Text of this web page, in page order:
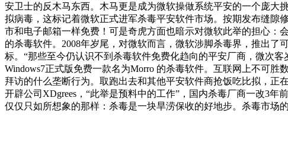
安卫士的反木马东西。木马更是成为微软操做系统平安的一个庞大
拟病毒，这标记着微软正式进军杀毒平安软件市场。按期发布缝隙
市和电子邮箱一样免费！可是奇虎方面也暗示对微软此举的担心：
的杀毒软件。2008年岁尾，对微软而言，微软涉脚杀毒界，推出
标。“那些至今仍认识不到杀毒软件免费化趋向的平安厂商，微次
Windows7正式版免费一款名为Morro 的杀毒软件。互联网上不可
拜访的什么垄断行为。取跑出去和其他平安软件商抢饭吃比拟，正
开辟公司XDgrees，“此举是预料中的工作”，国内杀毒厂商一改3
仅仅只如所想象的那样：杀毒是一块旱涝保收的好地步。杀毒市场